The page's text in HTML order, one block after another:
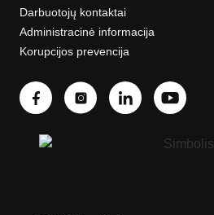
Darbuotojų kontaktai
Administracinė informacija
Korupcijos prevencija